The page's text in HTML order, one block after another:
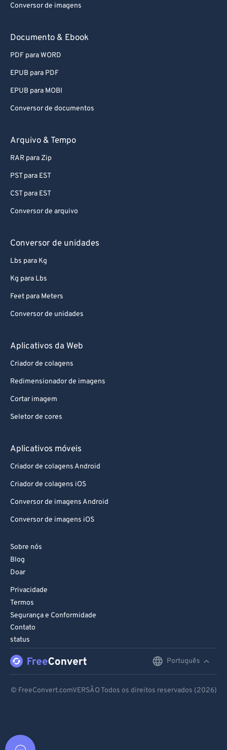
Conversor de imagens
Documento & Ebook
PDF para WORD
EPUB para PDF
EPUB para MOBI
Conversor de documentos
Arquivo & Tempo
RAR para Zip
PST para EST
CST para EST
Conversor de arquivo
Conversor de unidades
Lbs para Kg
Kg para Lbs
Feet para Meters
Conversor de unidades
Aplicativos da Web
Criador de colagens
Redimensionador de imagens
Cortar imagem
Seletor de cores
Aplicativos móveis
Criador de colagens Android
Criador de colagens iOS
Conversor de imagens Android
Conversor de imagens iOS
Sobre nós
Blog
Doar
Privacidade
Termos
Segurança e Conformidade
Contato
status
Português
© FreeConvert.comVERSÃO Todos os direitos reservados (2026)